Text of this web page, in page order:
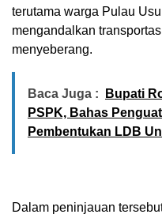
terutama warga Pulau
mengandalkan
menyeberang.
Baca Juga :
Bupati
PSPK, Bahas
Pembentukan LDB
Dalam peninjauan